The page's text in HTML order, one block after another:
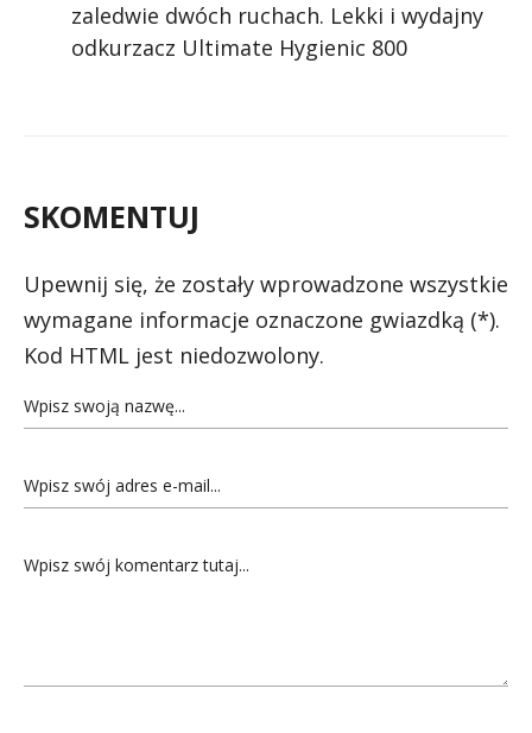
zaledwie dwóch ruchach. Lekki i wydajny
odkurzacz Ultimate Hygienic 800
SKOMENTUJ
Upewnij się, że zostały wprowadzone wszystkie
wymagane informacje oznaczone gwiazdką (*).
Kod HTML jest niedozwolony.